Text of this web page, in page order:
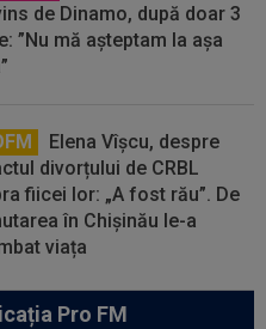
de Dinamo, după doar 3
”Nu mă așteptam la așa
Elena Vîșcu, despre
divorțului de CRBL
fiicei lor: „A fost rău”. De
în Chișinău le-a
viața
Pro FM